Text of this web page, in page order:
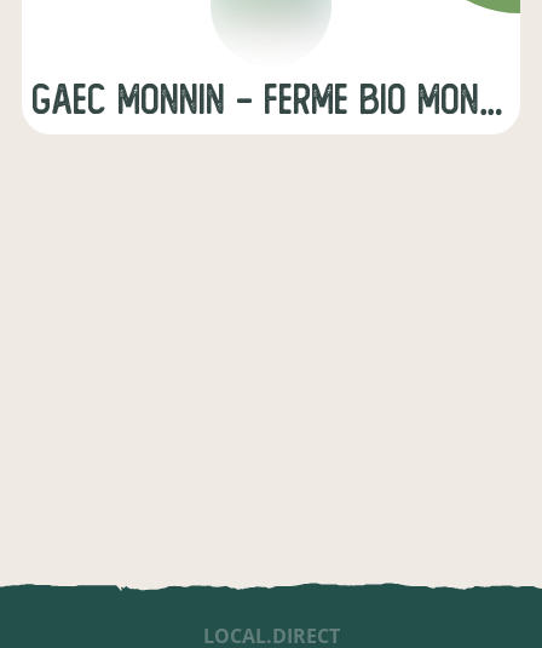
Gaec Monnin - Ferme Bio Monnin
LOCAL.DIRECT